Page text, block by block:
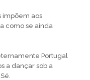
impõem aos
como se ainda
Portugal
a dançar sob a